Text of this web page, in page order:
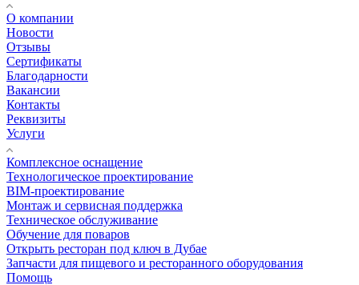
О компании
Новости
Отзывы
Сертификаты
Благодарности
Вакансии
Контакты
Реквизиты
Услуги
Комплексное оснащение
Технологическое проектирование
BIM-проектирование
Монтаж и сервисная поддержка
Техническое обслуживание
Обучение для поваров
Открыть ресторан под ключ в Дубае
Запчасти для пищевого и ресторанного оборудования
Помощь